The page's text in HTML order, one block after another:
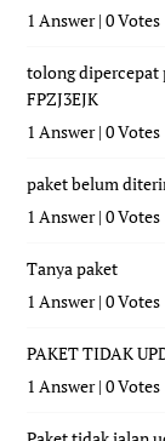
1 Answer|0 Votes
tolong dipercepat
FPZJ3EJK
1 Answer|0 Votes
paket belum
1 Answer|0 Votes
Tanya paket
1 Answer|0 Votes
PAKET TIDAK
1 Answer|0 Votes